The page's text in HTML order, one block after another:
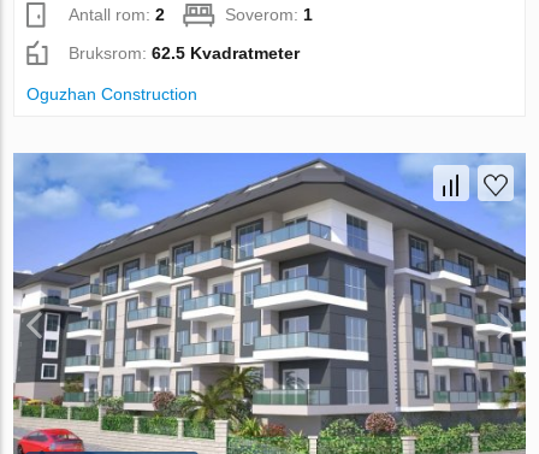
Antall rom:2 Soverom:1
Bruksrom:62.5 Kvadratmeter
Oguzhan Construction